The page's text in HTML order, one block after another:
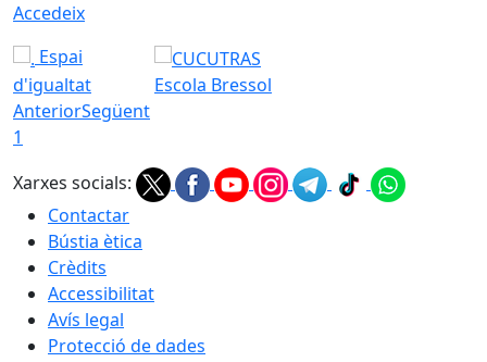
Accedeix
Espai
d'igualtat
Escola Bressol
AnteriorSegüent
1
Xarxes socials:
Contactar
Bústia ètica
Crèdits
Accessibilitat
Avís legal
Protecció de dades